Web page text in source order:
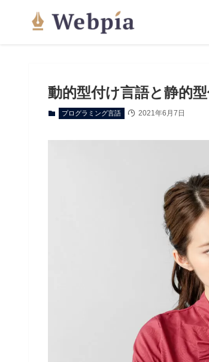
動的型付け言語と静的
プログラミング言語 2021年6月7日